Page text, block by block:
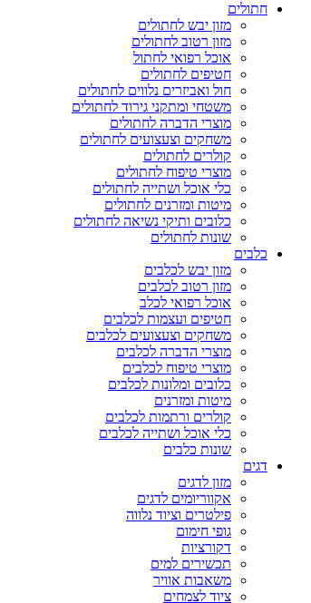
חתולים
מזון יבש לחתולים
מזון רטוב לחתולים
אוכל רפואי לחתול
חטיפים לחתולים
חול ואביזרים נלווים לחתולים
משטחי ומתקני גירוד לחתולים
מוצרי הדברה לחתולים
משחקים וצעצועים לחתולים
קולרים לחתולים
מוצרי טיפוח לחתולים
כלי אוכל ושתייה לחתולים
מיטות ומזרנים לחתולים
כלובים ותיקי נשיאה לחתולים
שונות לחתולים
כלבים
מזון יבש לכלבים
מזון רטוב לכלבים
אוכל רפואי לכלב
חטיפים ועצמות לכלבים
משחקים וצעצועים לכלבים
מוצרי הדברה לכלבים
מוצרי טיפוח לכלבים
כלובים ומלונות לכלבים
מיטות ומזרנים
קולרים ורתמות לכלבים
כלי אוכל ושתייה לכלבים
שונות כלבים
דגים
מזון לדגים
אקווריומים לדגים
פילטרים וציוד נלווה
גופי חימום
דקורציות
תכשירים למים
משאבות אוויר
ציוד לצמחים